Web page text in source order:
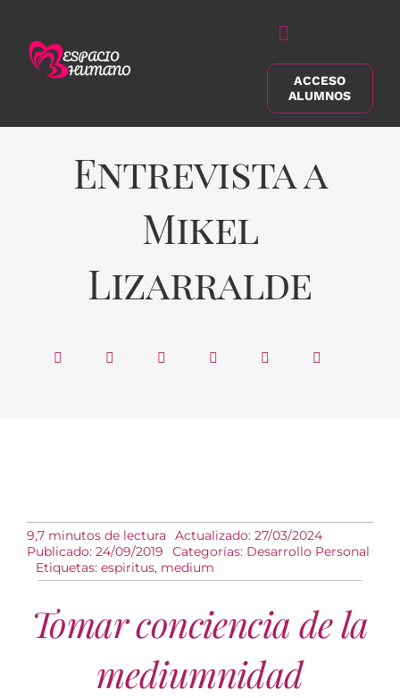
contenido
Alternar
navegación
Buscar:
ACCESO
ALUMNOS
Entrevista a
Mikel
Lizarralde
9,7 minutos de lectura
Actualizado: 27/03/2024
Publicado: 24/09/2019
Categorías: Desarrollo Personal
Etiquetas: espiritus, medium
Tomar conciencia de la
mediumnidad